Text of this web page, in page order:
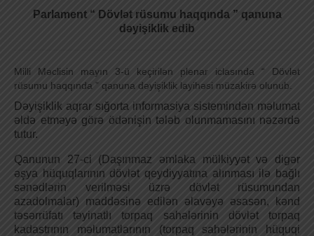
Parlament “ Dövlət rüsumu haqqında ” qanuna
dəyişiklik edib
Milli Məclisin mayın 3-ü keçirilən plenar iclasında “ Dövlət
rüsumu haqqında ” qanuna dəyişiklik layihəsi müzakirə olunub.
Dəyişiklik aqrar sığorta informasiya sistemindən məlumat
əldə etməyə görə ödənişin tələb olunmamasını nəzərdə
tutur.
Qanunun 27-ci (Daşınmaz əmlaka mülkiyyət və digər
əşya hüquqlarının dövlət qeydiyyatına alınması ilə bağlı
sənədlərin verilməsi üzrə dövlət rüsumundan
azadolmalar) maddəsinə edilən əlavəyə əsasən, kənd
təsərrüfatı təyinatlı torpaq sahələrinin dövlət torpaq
kadastrının məlumatlarının (torpaq sahələrinin hüquqi